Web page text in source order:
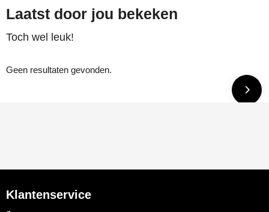
Laatst door jou bekeken
Toch wel leuk!
Geen resultaten gevonden.
Klantenservice